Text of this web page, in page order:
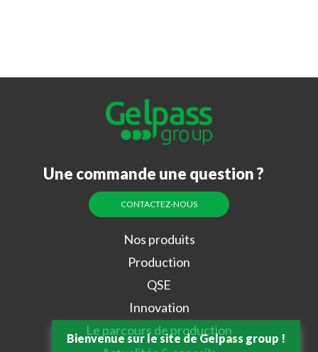
Bienvenue sur le site de Gelpass group !
Une commande une question ?
CONTACTEZ-NOUS
Nos produits
Production
QSE
Innovation
Le parcours de production